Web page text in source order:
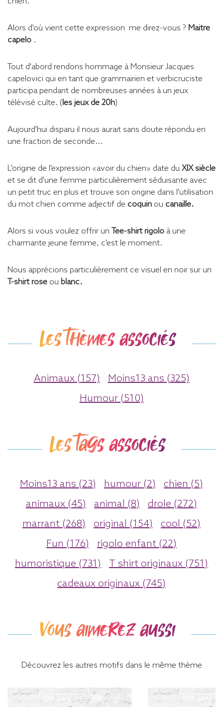
Alors d'où vient cette expression me direz-vous ? Maitre
capelo .
Tout d'abord rendons hommage à Monsieur Jacques
capelovici qui en tant que grammairien et verbicruciste
participa pendant de nombreuses années à un jeux
télévisé culte. (les jeux de 20h)
Aujourd'hui disparu il nous aurait sans doute répondu en
une fraction de seconde...
L'origine de l'expression «avoir du chien» date du XIX siècle
et se dit d'une femme particulièrement séduisante avec
un petit truc en plus et trouve son origine dans l'utilisation
du mot chien comme adjectif de coquin ou canaille.
Alors si vous voulez offrir un Tee-shirt rigolo à une
charmante jeune femme, c'est le moment.
Nous apprécions particulièrement ce visuel en noir sur un
T-shirt rose ou blanc.
Les thèmes associés
Animaux (157)
Moins13 ans (325)
Humour (510)
Les tags associés
Moins13 ans (23) humour (2)
chien (5)
animaux (45)
animal (8)
drole (272)
marrant (268)
original (154)
cool (52)
Fun (176)
rigolo enfant (22)
humoristique (731)
T shirt originaux (751)
cadeaux originaux (745)
Vous aimerez aussi
Découvrez les autres motifs dans le même thème